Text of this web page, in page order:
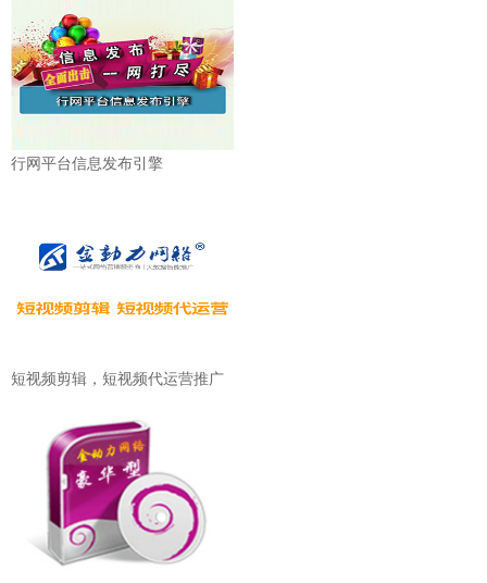
行网平台信息发布引擎
短视频剪辑，短视频代运营推广